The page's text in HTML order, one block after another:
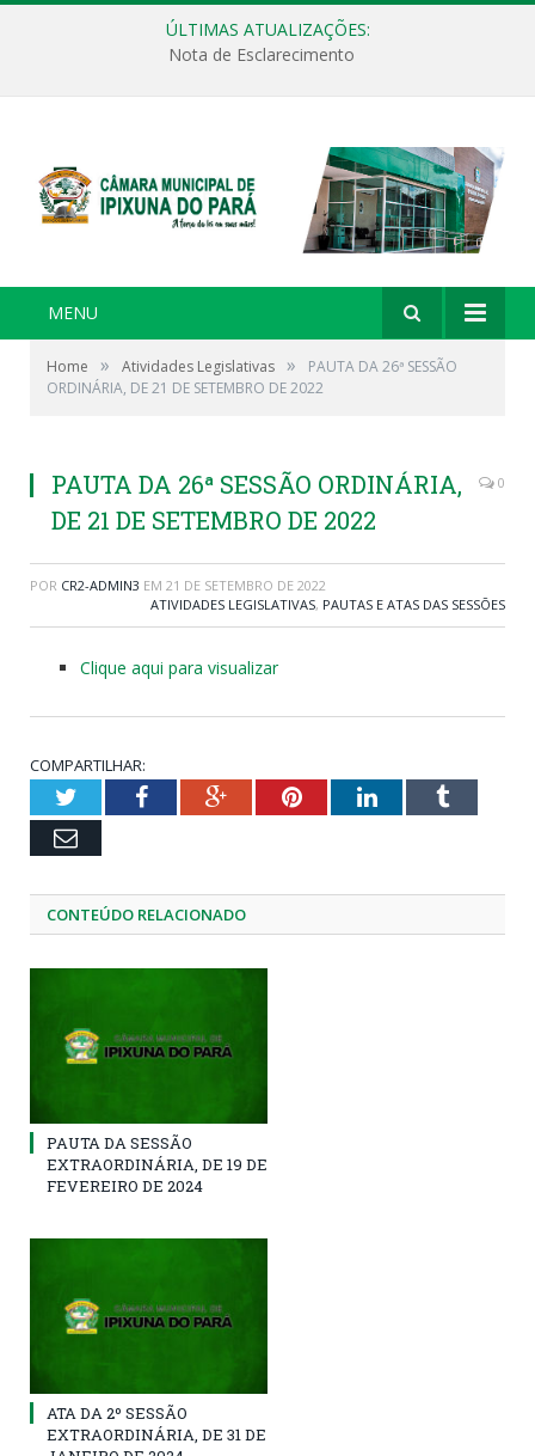
ÚLTIMAS ATUALIZAÇÕES:
Nota de Esclarecimento
MENU
Home » Atividades Legislativas »
PAUTA DA 26ª SESSÃO
ORDINÁRIA, DE 21 DE SETEMBRO DE 2022
PAUTA DA 26ª SESSÃO ORDINÁRIA,
DE 21 DE SETEMBRO DE 2022
0
POR CR2-ADMIN3 EM 21 DE SETEMBRO DE 2022
ATIVIDADES LEGISLATIVAS, PAUTAS E ATAS DAS SESSÕES
Clique aqui para visualizar
COMPARTILHAR:
TwitterFacebookGoogle+PinterestLinkedInTumblr
Email
CONTEÚDO RELACIONADO
PAUTA DA SESSÃO
EXTRAORDINÁRIA, DE 19 DE
FEVEREIRO DE 2024
ATA DA 2º SESSÃO
EXTRAORDINÁRIA, DE 31 DE